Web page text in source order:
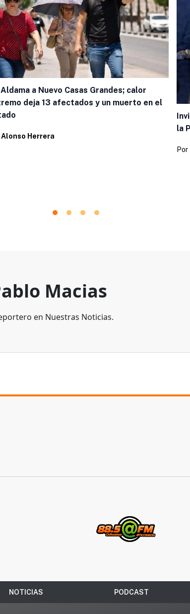
a Nuevo Casas Grandes; calor
deja 13 afectados y un muerto en el
Alonso Herrera
la
Por
Macias
en Nuestras Noticias.
NOTICIAS PODCAST